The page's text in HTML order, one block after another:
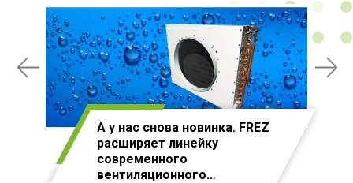
А у нас снова новинка. FREZ
расширяет линейку
современного
вентиляционного